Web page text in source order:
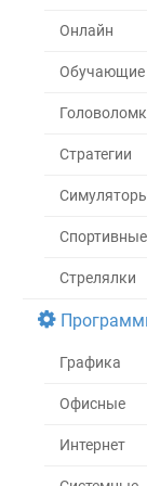
Онлайн
Обучающие
Стратегии
Спортивные
Стрелялки
Графика
Офисные
Интернет